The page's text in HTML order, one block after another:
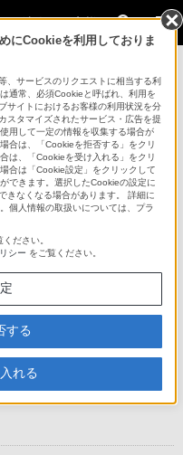
法人のお客様
アクセサリー >
アクセサリー
ティングソフトウェア
にCookieを利用しておりま
、サービスのリクエストに相当する利
通常、必須Cookieと呼ばれ、利用を
サイトにおけるお客様の利用状況を分
スタマイズされたサービス・広告を提
用して一定の情報を収集する場合が
合は、「Cookieを拒否する」をクリ
は、「Cookieを受け入れる」をクリ
合は「Cookie設定」をクリックして
できます。選択したCookieの設定に
きなくなる場合があります。 詳細に
個人情報の取扱いについては、プラ
ください。
シー をご覧ください。
する
れる